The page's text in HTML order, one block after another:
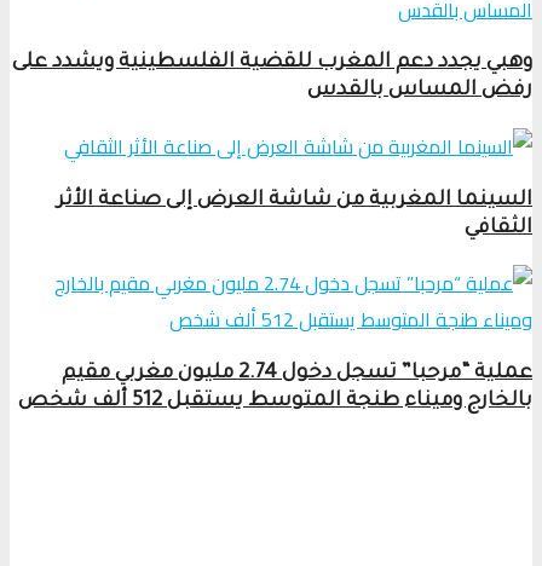
وهبي يجدد دعم المغرب للقضية الفلسطينية ويشدد على
رفض المساس بالقدس
السينما المغربية من شاشة العرض إلى صناعة الأثر
الثقافي
عملية “مرحبا” تسجل دخول 2.74 مليون مغربي مقيم
بالخارج وميناء طنجة المتوسط يستقبل 512 ألف شخص